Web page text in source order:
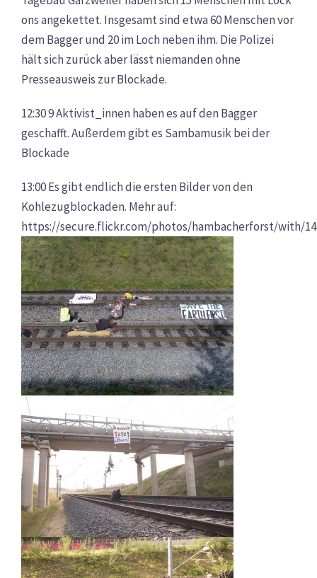
ons angekettet. Insgesamt sind etwa 60 Menschen vor
dem Bagger und 20 im Loch neben ihm. Die Polizei
hält sich zurück aber lässt niemanden ohne
Presseausweis zur Blockade.
12:30 9 Aktivist_innen haben es auf den Bagger
geschafft. Außerdem gibt es Sambamusik bei der
Blockade
13:00 Es gibt endlich die ersten Bilder von den
Kohlezugblockaden. Mehr auf:
https://secure.flickr.com/photos/hambacherforst/with/